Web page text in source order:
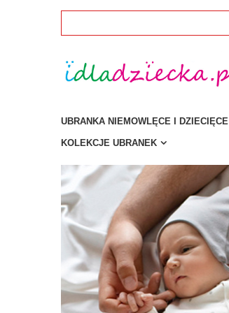
UBRANKA NIEMOWLĘCE I DZIECIĘCE
KOLEKCJE UBRANEK